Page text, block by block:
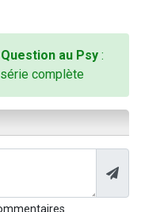
Question au Psy :
complète